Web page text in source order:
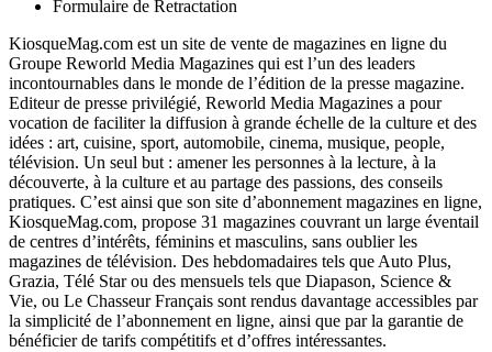
Formulaire de Retractation
KiosqueMag.com est un site de vente de magazines en ligne du
Groupe Reworld Media Magazines qui est l’un des leaders
incontournables dans le monde de l’édition de la presse magazine.
Editeur de presse privilégié, Reworld Media Magazines a pour
vocation de faciliter la diffusion à grande échelle de la culture et des
idées : art, cuisine, sport, automobile, cinema, musique, people,
télévision. Un seul but : amener les personnes à la lecture, à la
découverte, à la culture et au partage des passions, des conseils
pratiques. C’est ainsi que son site d’abonnement magazines en ligne,
KiosqueMag.com, propose 31 magazines couvrant un large éventail
de centres d’intérêts, féminins et masculins, sans oublier les
magazines de télévision. Des hebdomadaires tels que Auto Plus,
Grazia, Télé Star ou des mensuels tels que Diapason, Science &
Vie, ou Le Chasseur Français sont rendus davantage accessibles par
la simplicité de l’abonnement en ligne, ainsi que par la garantie de
bénéficier de tarifs compétitifs et d’offres intéressantes.